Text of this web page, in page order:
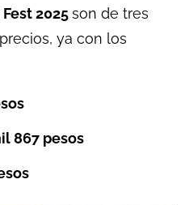
2025son de tres
ya con los
867 pesos